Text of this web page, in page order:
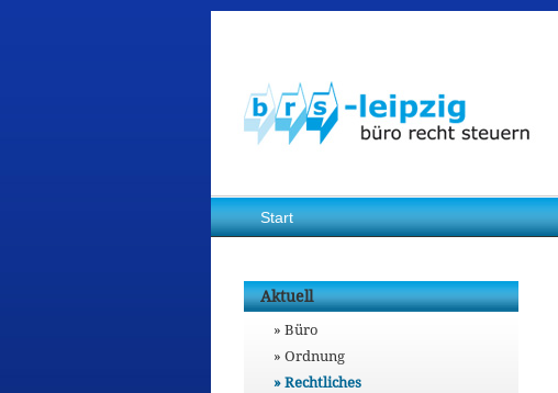
Start
Aktuell
Büro
Ordnung
Rechtliches